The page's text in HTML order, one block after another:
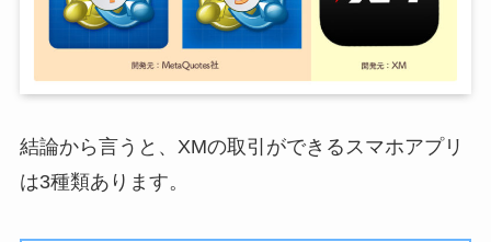
結論から言うと、XMの取引ができるスマホアプリ
は3種類あります。